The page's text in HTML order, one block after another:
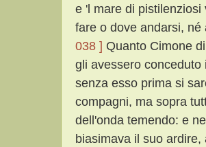
e 'l mare di
fare o dove andarsi,
038 ] Quanto Cimone
gli avessero
senza esso prima si
compagni, ma sopra
dell'onda temendo: e
biasimava il suo